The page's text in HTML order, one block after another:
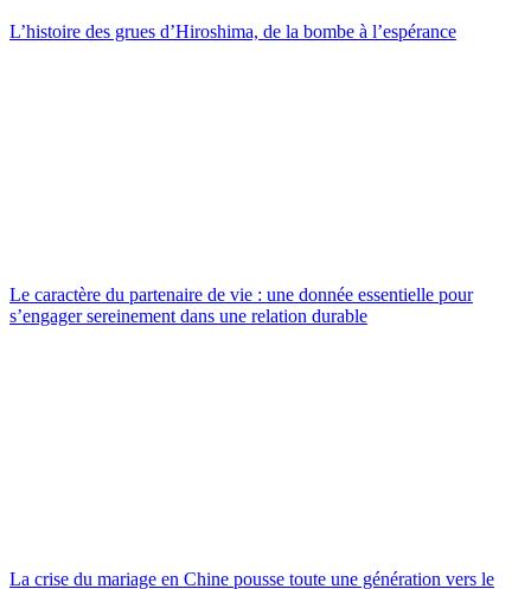
L’histoire des grues d’Hiroshima, de la bombe à l’espérance
Le caractère du partenaire de vie : une donnée essentielle pour
s’engager sereinement dans une relation durable
La crise du mariage en Chine pousse toute une génération vers le